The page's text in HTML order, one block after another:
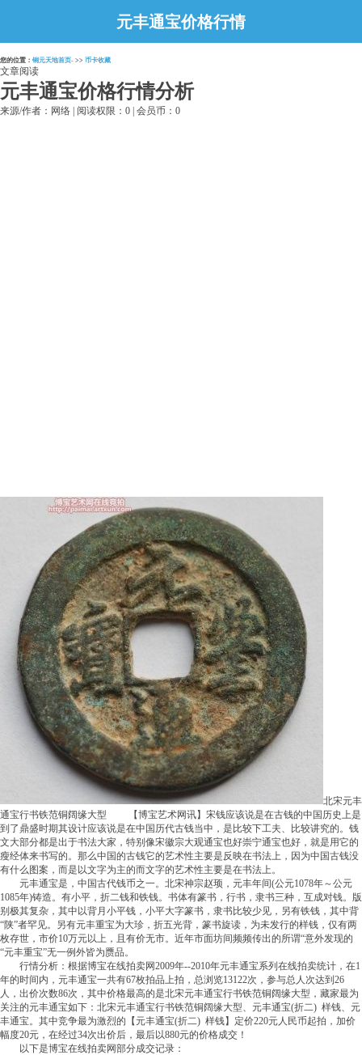
元丰通宝价格行情
分析
您的位置： 铜元天地首页- >> 币卡收藏
文章阅读
元丰通宝价格行情分析
来源/作者：网络 | 阅读权限：0 | 会员币：0
北宋元丰
通宝行书铁范铜阔缘大型 【博宝艺术网讯】宋钱应该说是在古钱的中国历史上是
到了鼎盛时期其设计应该说是在中国历代古钱当中，是比较下工夫、比较讲究的。钱
文大部分都是出于书法大家，特别像宋徽宗大观通宝也好崇宁通宝也好，就是用它的
瘦经体来书写的。那么中国的古钱它的艺术性主要是反映在书法上，因为中国古钱没
有什么图案，而是以文字为主的而文字的艺术性主要是在书法上。
元丰通宝是，中国古代钱币之一。北宋神宗赵顼，元丰年间(公元1078年～公元
1085年)铸造。有小平，折二钱和铁钱。书体有篆书，行书，隶书三种，互成对钱。版
别极其复杂，其中以背月小平钱，小平大字篆书，隶书比较少见，另有铁钱，其中背
“陕”者罕见。另有元丰重宝为大珍，折五光背，篆书旋读，为未发行的样钱，仅有两
枚存世，市价10万元以上，且有价无市。近年市面坊间频频传出的所谓“意外发现的
“元丰重宝”无一例外皆为赝品。
行情分析：根据博宝在线拍卖网2009年--2010年元丰通宝系列在线拍卖统计，在1
年的时间内，元丰通宝一共有67枚拍品上拍，总浏览13122次，参与总人次达到26
人，出价次数86次，其中价格最高的是北宋元丰通宝行书铁范铜阔缘大型，藏家最为
关注的元丰通宝如下：北宋元丰通宝行书铁范铜阔缘大型、元丰通宝(折二) 样钱、元
丰通宝。其中竞争最为激烈的【元丰通宝(折二) 样钱】定价220元人民币起拍，加价
幅度20元，在经过34次出价后，最后以880元的价格成交！
以下是博宝在线拍卖网部分成交记录：